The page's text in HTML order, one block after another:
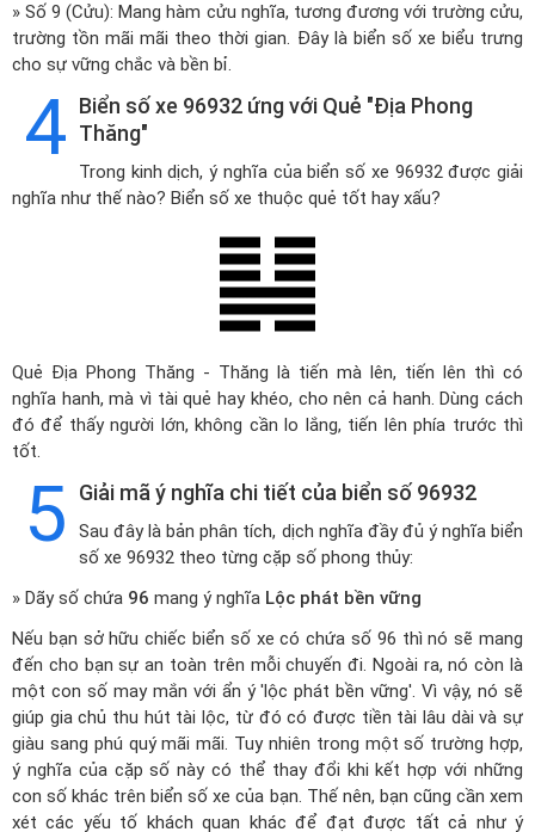
» Số 9 (Cửu): Mang hàm cửu nghĩa, tương đương với trường cửu,
trường tồn mãi mãi theo thời gian. Đây là biển số xe biểu trưng
cho sự vững chắc và bền bỉ.
4 Biển số xe 96932 ứng với Quẻ "Địa Phong
Thăng"
Trong kinh dịch, ý nghĩa của biển số xe 96932 được giải
nghĩa như thế nào? Biển số xe thuộc quẻ tốt hay xấu?
Quẻ Địa Phong Thăng - Thăng là tiến mà lên, tiến lên thì có
nghĩa hanh, mà vì tài quẻ hay khéo, cho nên cả hanh. Dùng cách
đó để thấy người lớn, không cần lo lắng, tiến lên phía trước thì
tốt.
5 Giải mã ý nghĩa chi tiết của biển số 96932
Sau đây là bản phân tích, dịch nghĩa đầy đủ ý nghĩa biển
số xe 96932 theo từng cặp số phong thủy:
» Dãy số chứa 96 mang ý nghĩa Lộc phát bền vững
Nếu bạn sở hữu chiếc biển số xe có chứa số 96 thì nó sẽ mang
đến cho bạn sự an toàn trên mỗi chuyến đi. Ngoài ra, nó còn là
một con số may mắn với ẩn ý 'lộc phát bền vững'. Vì vậy, nó sẽ
giúp gia chủ thu hút tài lộc, từ đó có được tiền tài lâu dài và sự
giàu sang phú quý mãi mãi. Tuy nhiên trong một số trường hợp,
ý nghĩa của cặp số này có thể thay đổi khi kết hợp với những
con số khác trên biển số xe của bạn. Thế nên, bạn cũng cần xem
xét các yếu tố khách quan khác để đạt được tất cả như ý